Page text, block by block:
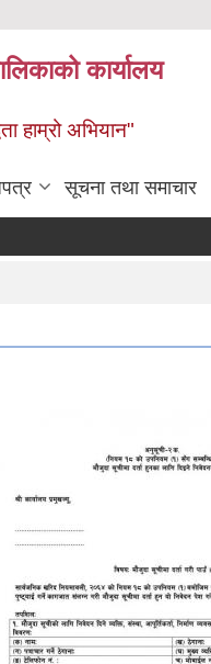
कार्यालय
हाम्रो अभियान"
सूचना तथा समाचार